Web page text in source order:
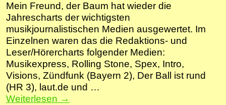
Mein Freund, der Baum hat wieder die
Jahrescharts der wichtigsten
musikjournalistischen Medien ausgewertet. Im
Einzelnen waren das die Redaktions- und
Leser/Hörercharts folgender Medien:
Musikexpress, Rolling Stone, Spex, Intro,
Visions, Zündfunk (Bayern 2), Der Ball ist rund
(HR 3), laut.de und …
Weiterlesen →